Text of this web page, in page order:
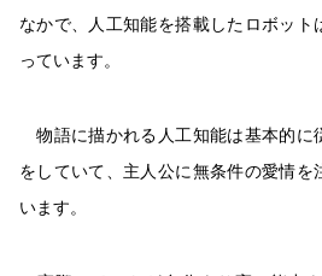
なかで、人工知能を搭載したロボット
っています。
物語に描かれる人工知能は基本的に
をしていて、主人公に無条件の愛情を
います。